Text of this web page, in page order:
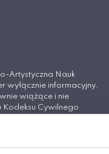
Artystyczna Nauk
wyłącznie informacyjny.
wiążące i nie
Cywilnego.